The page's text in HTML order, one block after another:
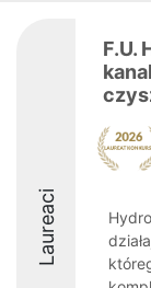
Laureaci
F.U.